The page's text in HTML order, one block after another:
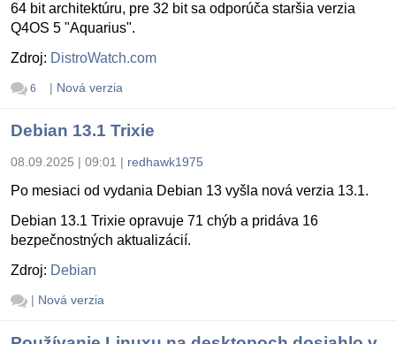
64 bit architektúru, pre 32 bit sa odporúča staršia verzia
Q4OS 5 "Aquarius".
Zdroj: DistroWatch.com
6 | Nová verzia
Debian 13.1 Trixie
08.09.2025 | 09:01 | redhawk1975
Po mesiaci od vydania Debian 13 vyšla nová verzia 13.1.
Debian 13.1 Trixie opravuje 71 chýb a pridáva 16
bezpečnostných aktualizácií.
Zdroj: Debian
| Nová verzia